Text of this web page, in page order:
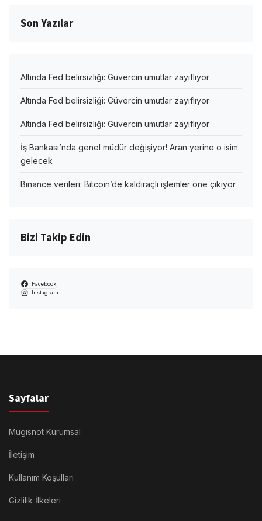
Son Yazılar
Altında Fed belirsizliği: Güvercin umutlar zayıflıyor
Altında Fed belirsizliği: Güvercin umutlar zayıflıyor
Altında Fed belirsizliği: Güvercin umutlar zayıflıyor
İş Bankası’nda genel müdür değişiyor! Aran yerine o isim
gelecek
Binance verileri: Bitcoin’de kaldıraçlı işlemler öne çıkıyor
Bizi Takip Edin
Facebook
Instagram
Sayfalar
Mugisnot Kurumsal
İletişim
Kullanım Koşulları
Gizlilik İlkeleri